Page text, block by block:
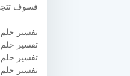
فسوف تتجه
تفسير حلم
تفسير حلم
تفسير حلم
تفسير حلم